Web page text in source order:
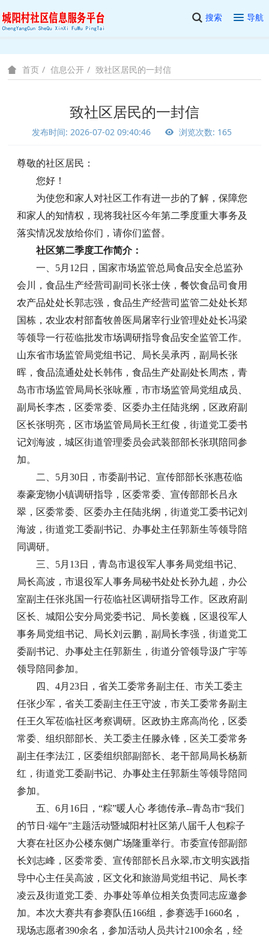
搜索 导航
首页 信息公开 致社区居民的一封信
致社区居民的一封信
发布时间: 2026-07-02 09:40:46 浏览次数: 165
尊敬的社区居民：
您好！
为使您和家人对社区工作有进一步的了解，保障您
和家人的知情权，现将我社区今年第二季度重大事务及
落实情况发放给你们，请你们监督。
社区第二季度工作简介：
一、5月12日，国家市场监管总局食品安全总监孙
会川，食品生产经营司副司长张士侠，餐饮食品司食用
农产品处处长郭志强，食品生产经营司监管二处处长郑
国栋，农业农村部畜牧兽医局屠宰行业管理处处长冯梁
等领导一行莅临批发市场调研指导食品安全监管工作。
山东省市场监管局党组书记、局长吴承丙，副局长张
晖，食品流通处处长韩伟，食品生产处副处长周杰，青
岛市市场监管局局长张咏雁，市市场监管局党组成员、
副局长李杰，区委常委、区委办主任陆兆纲，区政府副
区长张明亮，区市场监管局局长王红俊，街道党工委书
记刘海波，城区街道管理委员会武装部部长张琪陪同参
加。
二、5月30日，市委副书记、宣传部部长张惠莅临
泰豪宠物小镇调研指导，区委常委、宣传部部长吕永
翠，区委常委、区委办主任陆兆纲，街道党工委书记刘
海波，街道党工委副书记、办事处主任郭新生等领导陪
同调研。
三、5月13日，青岛市退役军人事务局党组书记、
局长高波，市退役军人事务局秘书处处长孙九超，办公
室副主任张兆国一行莅临社区调研指导工作。区政府副
区长、城阳公安分局党委书记、局长姜巍，区退役军人
事务局党组书记、局长刘云鹏，副局长李强，街道党工
委副书记、办事处主任郭新生，街道分管领导汲广宇等
领导陪同参加。
四、4月23日，省关工委常务副主任、市关工委主
任张少军，省关工委副主任王守波，市关工委常务副主
任王久军莅临社区考察调研。区政协主席高尚伦，区委
常委、组织部部长、关工委主任滕永锋，区关工委常务
副主任李法江，区委组织部副部长、老干部局局长杨新
红，街道党工委副书记、办事处主任郭新生等领导陪同
参加。
五、6月16日，“粽”暖人心 孝德传承--青岛市“我们
的节日·端午”主题活动暨城阳村社区第八届千人包粽子
大赛在社区办公楼东侧广场隆重举行。市委宣传部副部
长刘志峰，区委常委、宣传部部长吕永翠,市文明实践指
导中心主任吴高波，区文化和旅游局党组书记、局长李
凌云及街道党工委、办事处等单位相关负责同志应邀参
加。本次大赛共有参赛队伍166组，参赛选手1660名，
现场志愿者390余名，参加活动人员共计2100余名，经